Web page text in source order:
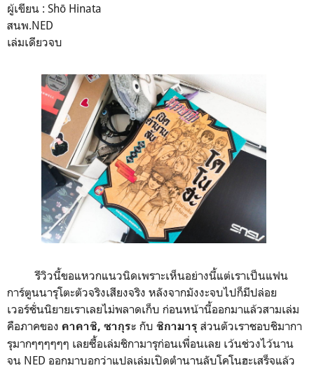
ผู้เขียน : Shō Hinata
สนพ.NED
เล่มเดียวจบ
รีวิวนี้ขอแหวกแนวนิดเพราะเห็นอย่างนี้แต่เราเป็นแฟน
การ์ตูนนารุโตะตัวจริงเสียงจริง หลังจากมังงะจบไปก็มีปล่อย
เวอร์ชั่นนิยายเราเลยไม่พลาดเก็บ ก่อนหน้านี้ออกมาแล้วสามเล่ม
คือภาคของ คาคาชิ, ซากุระ กับ ชิกามารุ ส่วนตัวเราชอบชิมากา
รุมากๆๆๆๆๆๆ เลยซื้อเล่มชิกามารุก่อนเพื่อนเลย เว้นช่วงไว้นาน
จน NED ออกมาบอกว่าแปลเล่มเปิดตำนานลับโคโนฮะเสร็จแล้ว